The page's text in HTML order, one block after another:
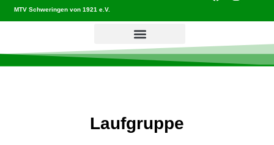
MTV Schweringen von 1921 e.V.
Laufgruppe